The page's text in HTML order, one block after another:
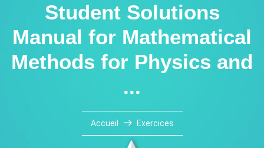
Student Solutions
Manual for Mathematical
Methods for Physics and
...
Accueil Exercices